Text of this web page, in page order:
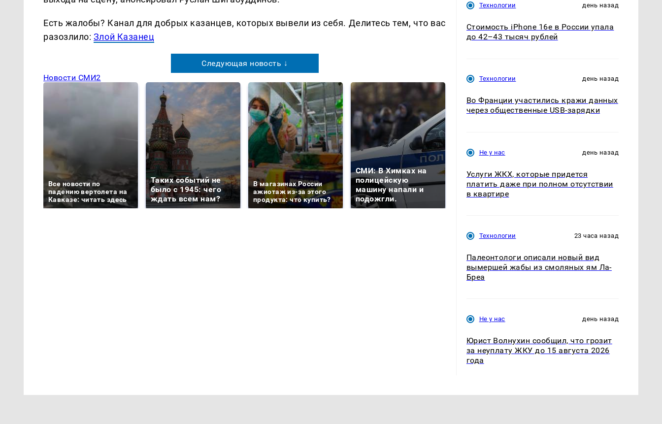
Есть жалобы? Канал для добрых казанцев, которых вывели из себя. Делитеcь тем, что вас
разозлило: Злой Казанец
Следующая новость ↓
Новости СМИ2
Все новости по
падению вертолета на
Кавказе: читать здесь
Таких событий не
было с 1945: чего
ждать всем нам?
В магазинах России
ажиотаж из-за этого
продукта: что купить?
СМИ: В Химках на
полицейскую
машину напали и
подожгли.
Где будет встреча
президентов США и
России: Европа?
На Урале из казны
были украдены 18
Технологии день назад
Стоимость iPhone 16e в России упала
до 42–43 тысяч рублей
Технологии день назад
Во Франции участились кражи данных
через общественные USB-зарядки
Не у нас день назад
Услуги ЖКХ, которые придется
платить даже при полном отсутствии
в квартире
Технологии 23 часа назад
Палеонтологи описали новый вид
вымершей жабы из смоляных ям Ла-
Бреа
Не у нас день назад
Юрист Волнухин сообщил, что грозит
за неуплату ЖКУ до 15 августа 2026
года